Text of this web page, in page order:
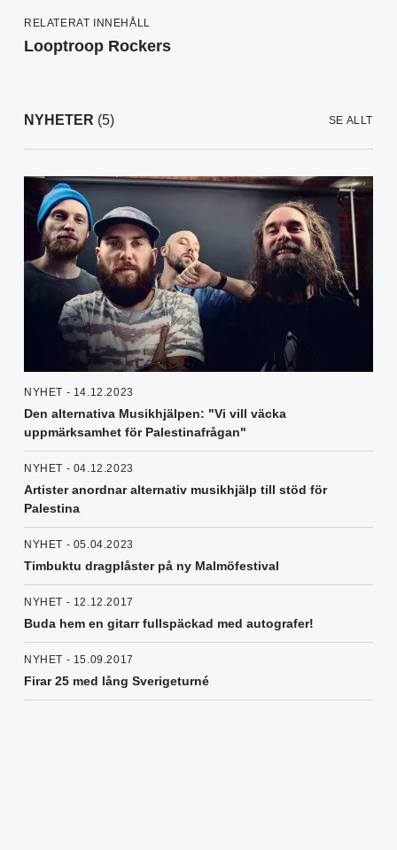
RELATERAT INNEHÅLL
Looptroop Rockers
NYHETER (5) SE ALLT
NYHET - 14.12.2023
Den alternativa Musikhjälpen: "Vi vill väcka
uppmärksamhet för Palestinafrågan"
NYHET - 04.12.2023
Artister anordnar alternativ musikhjälp till stöd för
Palestina
NYHET - 05.04.2023
Timbuktu dragplåster på ny Malmöfestival
NYHET - 12.12.2017
Buda hem en gitarr fullspäckad med autografer!
NYHET - 15.09.2017
Firar 25 med lång Sverigeturné